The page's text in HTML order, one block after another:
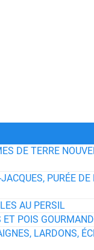
DE TERRE
PURÉE
AU PERSIL
ET POIS
LARDONS,